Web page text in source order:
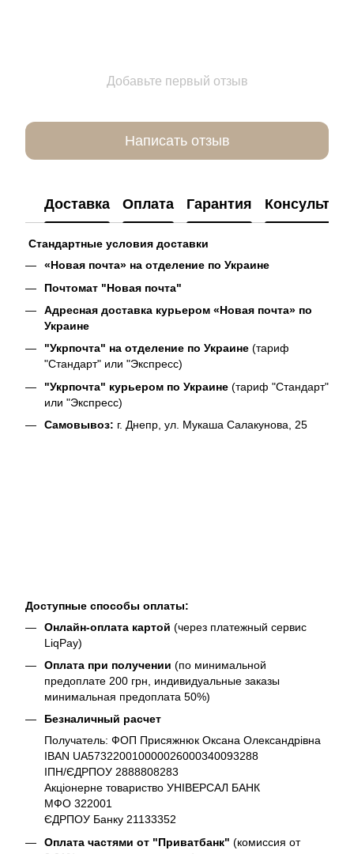
Добавьте первый отзыв
Написать отзыв
Доставка Оплата Гарантия
Стандартные условия доставки
«Новая почта» на отделение по Украине
Почтомат "Новая почта"
Адресная доставка курьером «Новая почта» по
Украине
"Укрпочта" на отделение по Украине (тариф
"Стандарт" или "Экспресс)
"Укрпочта" курьером по Украине (тариф "Стандарт"
или "Экспресс)
Самовывоз: г. Днепр, ул. Мукаша Салакунова, 25
Доступные способы оплаты:
Онлайн-оплата картой (через платежный сервис
LiqPay)
Оплата при получении (по минимальной
предоплате 200 грн, индивидуальные заказы
минимальная предоплата 50%)
Безналичный расчет
Получатель: ФОП Присяжнюк Оксана Олександрівна
IBAN UA573220010000026000340093288
ІПН/ЄДРПОУ 2888808283
Акціонерне товариство УНІВЕРСАЛ БАНК
МФО 322001
ЄДРПОУ Банку 21133352
Оплата частями от "Приватбанк" (комиссия от